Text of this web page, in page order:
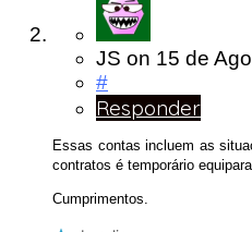
JS on 15 de
#
Responder
Essas contas incluem as
contratos é temporário
Cumprimentos.